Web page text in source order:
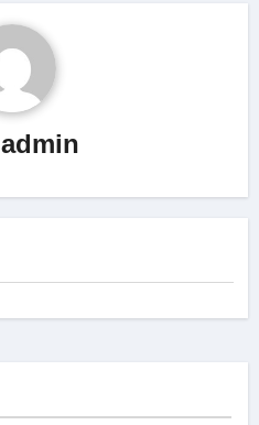
admin